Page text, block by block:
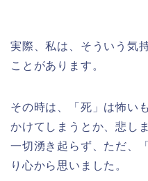
実際、私は、そういう気
ことがあります。
その時は、「死」は怖い
かけてしまうとか、悲
一切湧き起らず、ただ、
り心から思いました。